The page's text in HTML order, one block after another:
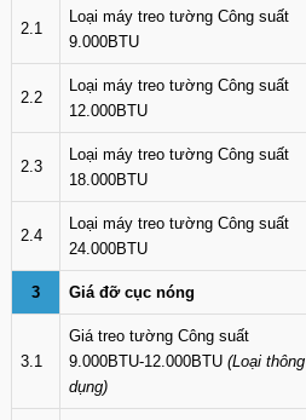
2.1
Loại máy treo tường Công suất
9.000BTU
2.2
Loại máy treo tường Công suất
12.000BTU
2.3
Loại máy treo tường Công suất
18.000BTU
2.4
Loại máy treo tường Công suất
24.000BTU
3 Giá đỡ cục nóng
3.1
Giá treo tường Công suất
9.000BTU-12.000BTU (Loại thông
dụng)